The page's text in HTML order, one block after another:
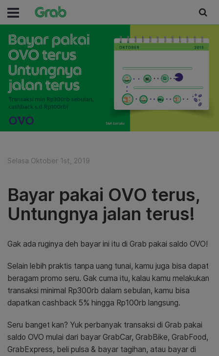
Selasa Oktober 1st, 2019
Bayar pakai OVO terus,
Untungnya jalan terus!
Gak ada ruginya deh bayar ini itu di Grab pakai saldo OVO!
Selain lebih praktis tanpa uang tunai, kamu juga bisa dapat
beragam promo seru. Gak cuma itu, kalau kamu melakukan
transaksi minimal Rp300rb dalam sebulan, kamu bisa
dapatkan cashback 5% hingga Rp100rb langsung.
Seru banget kan? Yuk perbanyak transaksi di Grab pakai
saldo OVO mulai dari bayar GrabCar, GrabBike, GrabFood,
GrabExpress, beli pulsa & bayar tagihan, atau bayar di